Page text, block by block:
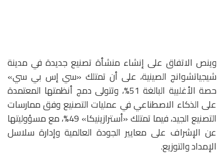
وينص الاتفاق على إنشاء منشأة تصنيع جديدة في مدينة
شيجياتشوانج الصينية، على أن تمتلك «سي إس بي سي»
حصة الأغلبية البالغة 51%، وتتولى دمج أنظمتها المعتمدة
على الذكاء الاصطناعي في عمليات التصنيع وفق ممارسات
التصنيع الجيد، فيما تمتلك «أسترازينيكا» 49%، مع مسؤوليتها
عن الإشراف على معايير الجودة العالمية وإدارة سلاسل
الإمداد والتوزيع.